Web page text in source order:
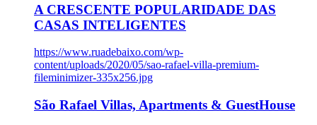
A CRESCENTE POPULARIDADE DAS
CASAS INTELIGENTES
https://www.ruadebaixo.com/wp-
content/uploads/2020/05/sao-rafael-villa-premium-
fileminimizer-335x256.jpg
São Rafael Villas, Apartments & GuestHouse